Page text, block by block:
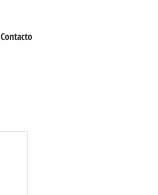
Contacto